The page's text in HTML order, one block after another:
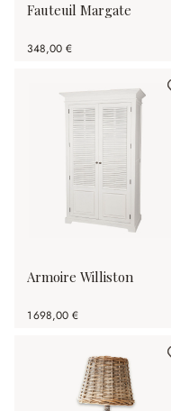
Fauteuil Margate
348,00 €
Armoire Williston
1 698,00 €